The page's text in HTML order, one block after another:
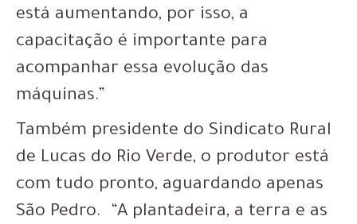
está aumentando, por isso, a
capacitação é importante para
acompanhar essa evolução das
máquinas.”
Também presidente do Sindicato Rural
de Lucas do Rio Verde, o produtor está
com tudo pronto, aguardando apenas
São Pedro. “A plantadeira, a terra e as